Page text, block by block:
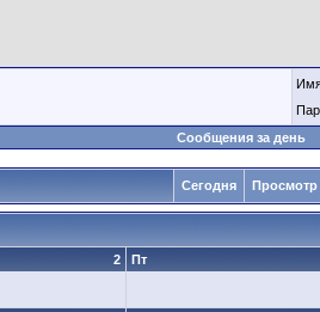
Сообщения за день
Сегодня Просмотр
2 Пт